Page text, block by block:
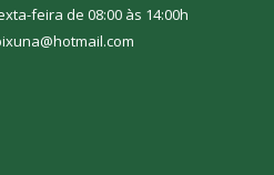
feira de 08:00 às 14:00h